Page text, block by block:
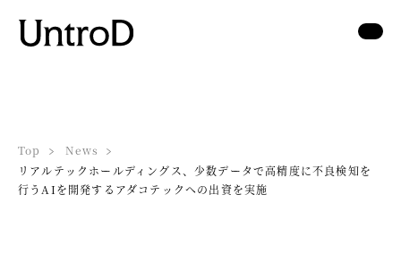
Top
News
リアルテックホールディングス、少数データで高精度に不良検知を
行うAIを開発するアダコテックへの出資を実施